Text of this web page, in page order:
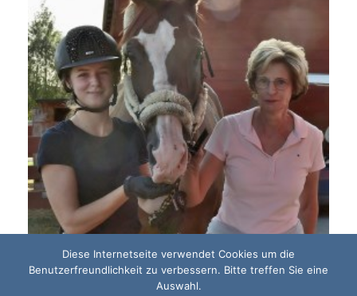
Diese Internetseite verwendet Cookies um die
Benutzerfreundlichkeit zu verbessern. Bitte treffen Sie eine
Auswahl.